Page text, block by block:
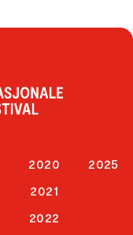
2020
2021
2022
2025